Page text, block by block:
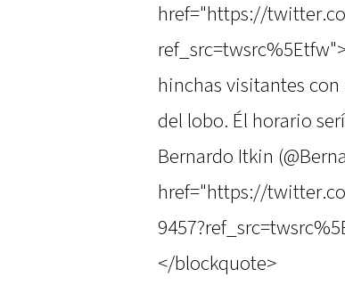
href="https://
hinchas visitantes
del lobo. Él horario
Bernardo Itkin
href="https://
</blockquote>